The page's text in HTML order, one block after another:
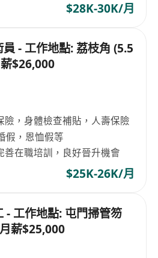
$28K-30K/月
- 工作地點: 荔枝角 (5.5
$26,000
險，身體檢查補貼，人壽保險
假，恩恤假等
善在職培訓，良好晉升機會
$25K-26K/月
- 工作地點: 屯門掃管笏
薪$25,000